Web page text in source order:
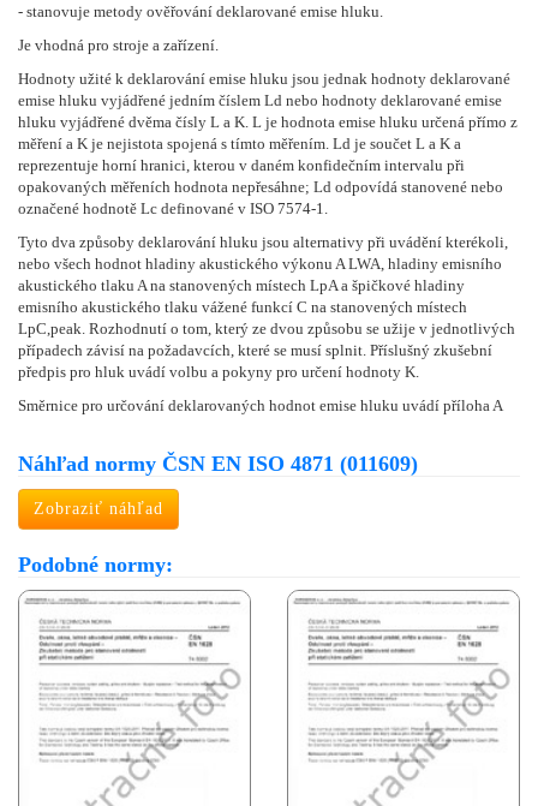
- stanovuje metody ověřování deklarované emise hluku.
Je vhodná pro stroje a zařízení.
Hodnoty užité k deklarování emise hluku jsou jednak hodnoty deklarované
emise hluku vyjádřené jedním číslem Ld nebo hodnoty deklarované emise
hluku vyjádřené dvěma čísly L a K. L je hodnota emise hluku určená přímo z
měření a K je nejistota spojená s tímto měřením. Ld je součet L a K a
reprezentuje horní hranici, kterou v daném konfidečním intervalu při
opakovaných měřeních hodnota nepřesáhne; Ld odpovídá stanovené nebo
označené hodnotě Lc definované v ISO 7574-1.
Tyto dva způsoby deklarování hluku jsou alternativy při uvádění kterékoli,
nebo všech hodnot hladiny akustického výkonu A LWA, hladiny emisního
akustického tlaku A na stanovených místech LpA a špičkové hladiny
emisního akustického tlaku vážené funkcí C na stanovených místech
LpC,peak. Rozhodnutí o tom, který ze dvou způsobu se užije v jednotlivých
případech závisí na požadavcích, které se musí splnit. Příslušný zkušební
předpis pro hluk uvádí volbu a pokyny pro určení hodnoty K.
Směrnice pro určování deklarovaných hodnot emise hluku uvádí příloha A
Náhľad normy ČSN EN ISO 4871 (011609)
Zobraziť náhľad
Podobné normy: